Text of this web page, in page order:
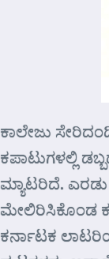
ಕಾಲೇಜು
ಕಪಾಟುಗಳಲ್ಲಿ
ಮ್ಯಾಟರಿದೆ. ಎರಡು
ಮೇಲಿರಿಸಿಕೊಂಡ
ಕರ್ನಾಟಕ